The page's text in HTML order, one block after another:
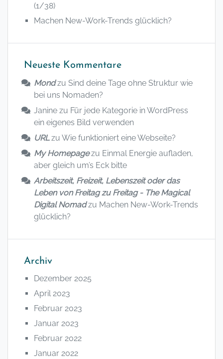
(1/38)
Machen New-Work-Trends glücklich?
Neueste Kommentare
Mondzu Sind deine Tage ohne Struktur wie
bei uns Nomaden?
Janine zu Für jede Kategorie in WordPress
ein eigenes Bild verwenden
URLzu Wie funktioniert eine Webseite?
My Homepagezu Einmal Energie aufladen,
aber gleich um’s Eck bitte
Arbeitszeit, Freizeit, Lebenszeit oder das
Leben von Freitag zu Freitag - The Magical
Digital Nomadzu Machen New-Work-Trends
glücklich?
Archiv
Dezember 2025
April 2023
Februar 2023
Januar 2023
Februar 2022
Januar 2022